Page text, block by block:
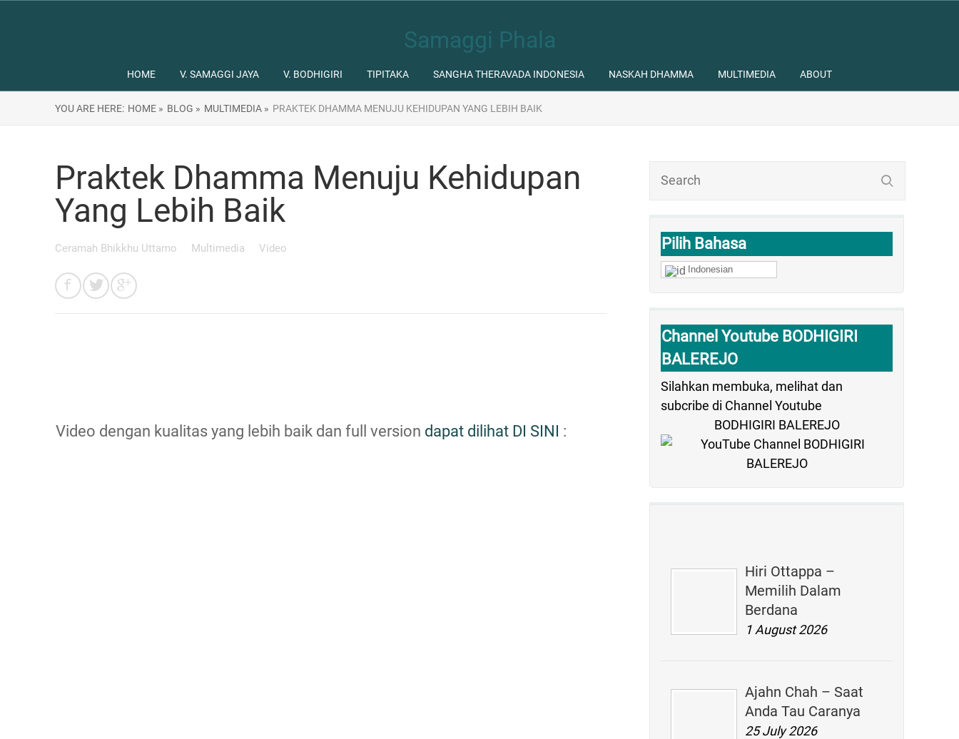
Samaggi Phala
HOME V. SAMAGGI JAYA V. BODHIGIRI TIPITAKA SANGHA THERAVADA INDONESIA NASKAH DHAMMA MULTIMEDIA ABOUT
YOU ARE HERE: HOME » BLOG » MULTIMEDIA » PRAKTEK DHAMMA MENUJU KEHIDUPAN YANG LEBIH BAIK
Pilih Bahasa
Indonesian
Channel Youtube BODHIGIRI
BALEREJO
Silahkan membuka, melihat dan
subcribe di Channel Youtube
BODHIGIRI BALEREJO
Hiri Ottappa –
Memilih Dalam
Berdana
1 August 2026
Ajahn Chah – Saat
Anda Tau Caranya
25 July 2026
Praktek Dhamma Menuju Kehidupan
Yang Lebih Baik
Ceramah Bhikkhu Uttamo Multimedia Video
Video dengan kualitas yang lebih baik dan full version dapat dilihat DI SINI :